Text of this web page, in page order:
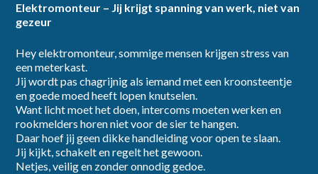
Elektromonteur – Jij krijgt spanning van werk, niet van
gezeur
Hey elektromonteur, sommige mensen krijgen stress van
een meterkast.
Jij wordt pas chagrijnig als iemand met een kroonsteentje
en goede moed heeft lopen knutselen.
Want licht moet het doen, intercoms moeten werken en
rookmelders horen niet voor de sier te hangen.
Daar hoef jij geen dikke handleiding voor open te slaan.
Jij kijkt, schakelt en regelt het gewoon.
Netjes, veilig en zonder onnodig gedoe.
dienstverband
category